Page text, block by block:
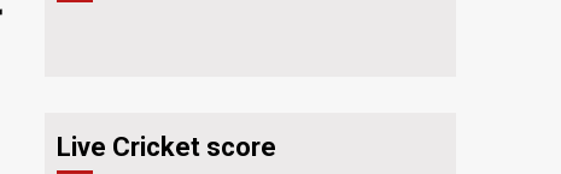
Live Cricket score